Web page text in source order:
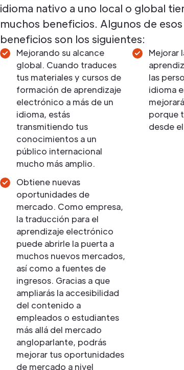
idioma nativo a uno local o global
muchos beneficios. Algunos de esos
beneficios son los siguientes:
Mejorando su alcance
global. Cuando traduces
tus materiales y cursos de
formación de aprendizaje
electrónico a más de un
idioma, estás
transmitiendo tus
conocimientos a un
público internacional
mucho más amplio.
Mejorar
las
idioma
porque
desde
Obtiene nuevas
oportunidades de
mercado. Como empresa,
la traducción para el
aprendizaje electrónico
puede abrirle la puerta a
muchos nuevos mercados,
así como a fuentes de
ingresos. Gracias a que
ampliarás la accesibilidad
del contenido a
empleados o estudiantes
más allá del mercado
angloparlante, podrás
mejorar tus oportunidades
de mercado a nivel